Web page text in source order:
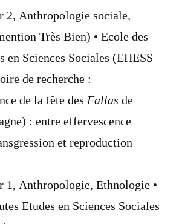
2, Anthropologie sociale,
Très Bien) • Ecole des
en Sciences Sociales (EHESS
de recherche :
de la fête des Fallas de
: entre effervescence
et reproduction
1, Anthropologie, Ethnologie •
Etudes en Sciences Sociales